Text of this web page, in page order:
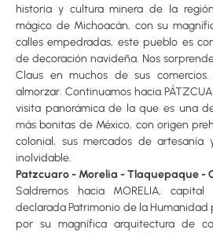
historia y cultura minera de la
mágico de Michoacán, con su
calles empedradas, este pueblo es
de decoración navideña. Nos
Claus en muchos de sus
almorzar. Continuamos hacia
visita panorámica de la que es una
más bonitas de México, con origen
colonial, sus mercados de
inolvidable.
Patzcuaro - Morelia - Tlaquepaque -
Saldremos hacia MORELIA,
declarada Patrimonio de la Humanidad
por su magnífica arquitectura de